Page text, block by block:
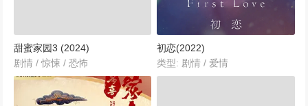
甜蜜家园3 (2024)
剧情 / 惊悚 / 恐怖
初恋(2022)
类型: 剧情 / 爱情